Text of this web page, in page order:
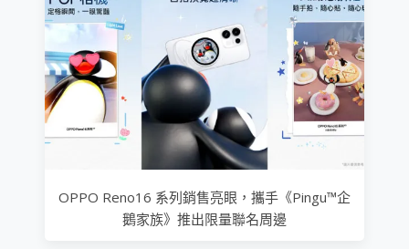
OPPO Reno16 系列銷售亮眼，攜手《Pingu™企
鵝家族》推出限量聯名周邊